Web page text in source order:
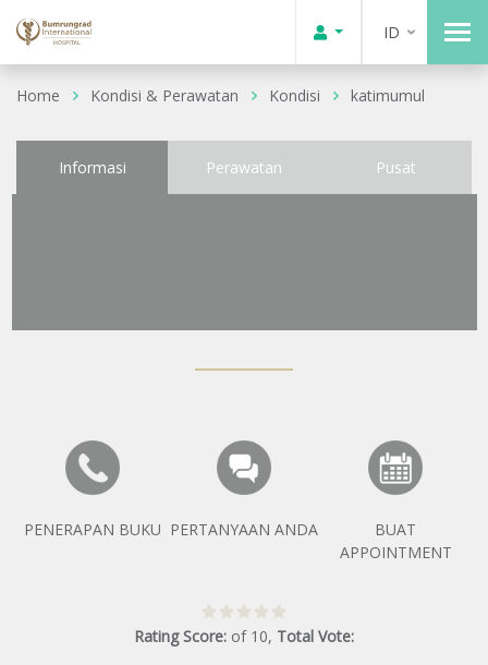
ID
Home Kondisi & Perawatan Kondisi katimumul
Informasi Perawatan Pusat
PENERAPAN BUKU PERTANYAAN ANDA
BUAT
APPOINTMENT
Rating Score: of 10, Total Vote: